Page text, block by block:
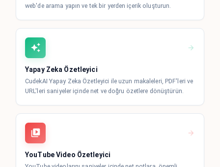
web'de arama yapın ve tek bir yerden içerik oluşturun.
Yapay Zeka Özetleyici
CudekAI Yapay Zeka Özetleyici ile uzun makaleleri, PDF'leri ve
URL'leri saniyeler içinde net ve doğru özetlere dönüştürün.
YouTube Video Özetleyici